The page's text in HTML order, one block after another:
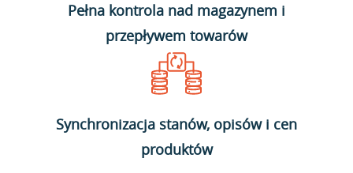
Pełna kontrola nad magazynem i
przepływem towarów
Synchronizacja stanów, opisów i cen
produktów